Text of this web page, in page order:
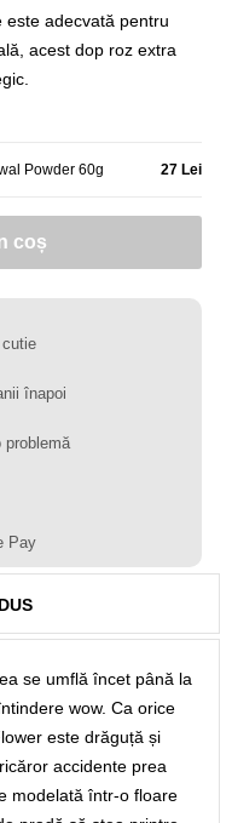
este adecvată pentru
acest dop roz extra
Powder 60g 27 Lei
coș
cutie
înapoi
problemă
Pay
se umflă încet până la
wow. Ca orice
este drăguță și
accidente prea
modelată într-o floare